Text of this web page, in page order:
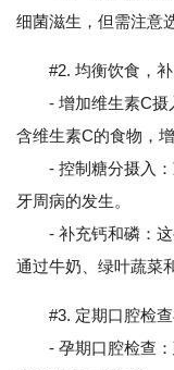
细菌滋生，但需注意
#2. 均衡饮食，
- 增加维生素C摄
含维生素C的食物，
- 控制糖分摄入：
牙周病的发生。
- 补充钙和磷：这
通过牛奶、绿叶蔬菜
#3. 定期口腔检
- 孕期口腔检查：